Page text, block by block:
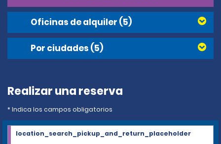
Oficinas de alquiler (5)
Por ciudades (5)
Realizar una reserva
* Indica los campos obligatorios
location_search_pickup_and_return_placeholder